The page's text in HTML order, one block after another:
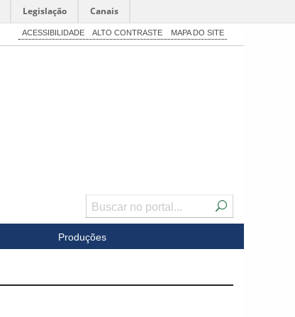
Legislação Canais
ACESSIBILIDADE ALTO CONTRASTE MAPA DO SITE
Produções